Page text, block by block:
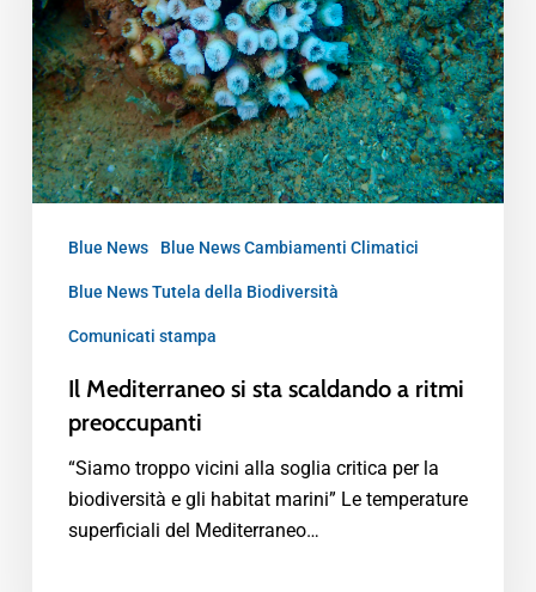
Blue News Blue News Cambiamenti Climatici
Blue News Tutela della Biodiversità
Comunicati stampa
Il Mediterraneo si sta scaldando a ritmi
preoccupanti
“Siamo troppo vicini alla soglia critica per la
biodiversità e gli habitat marini” Le temperature
superficiali del Mediterraneo…